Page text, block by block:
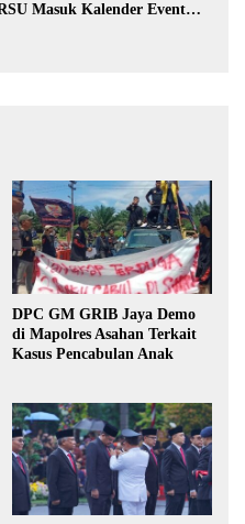
Masuk Kalender Event
DPC GM GRIB Jaya Demo
di Mapolres Asahan Terkait
Kasus Pencabulan Anak